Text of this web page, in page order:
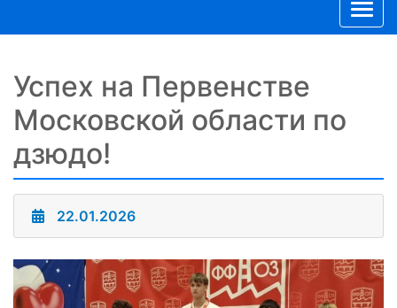
Успех на Первенстве
Московской области по
дзюдо!
22.01.2026